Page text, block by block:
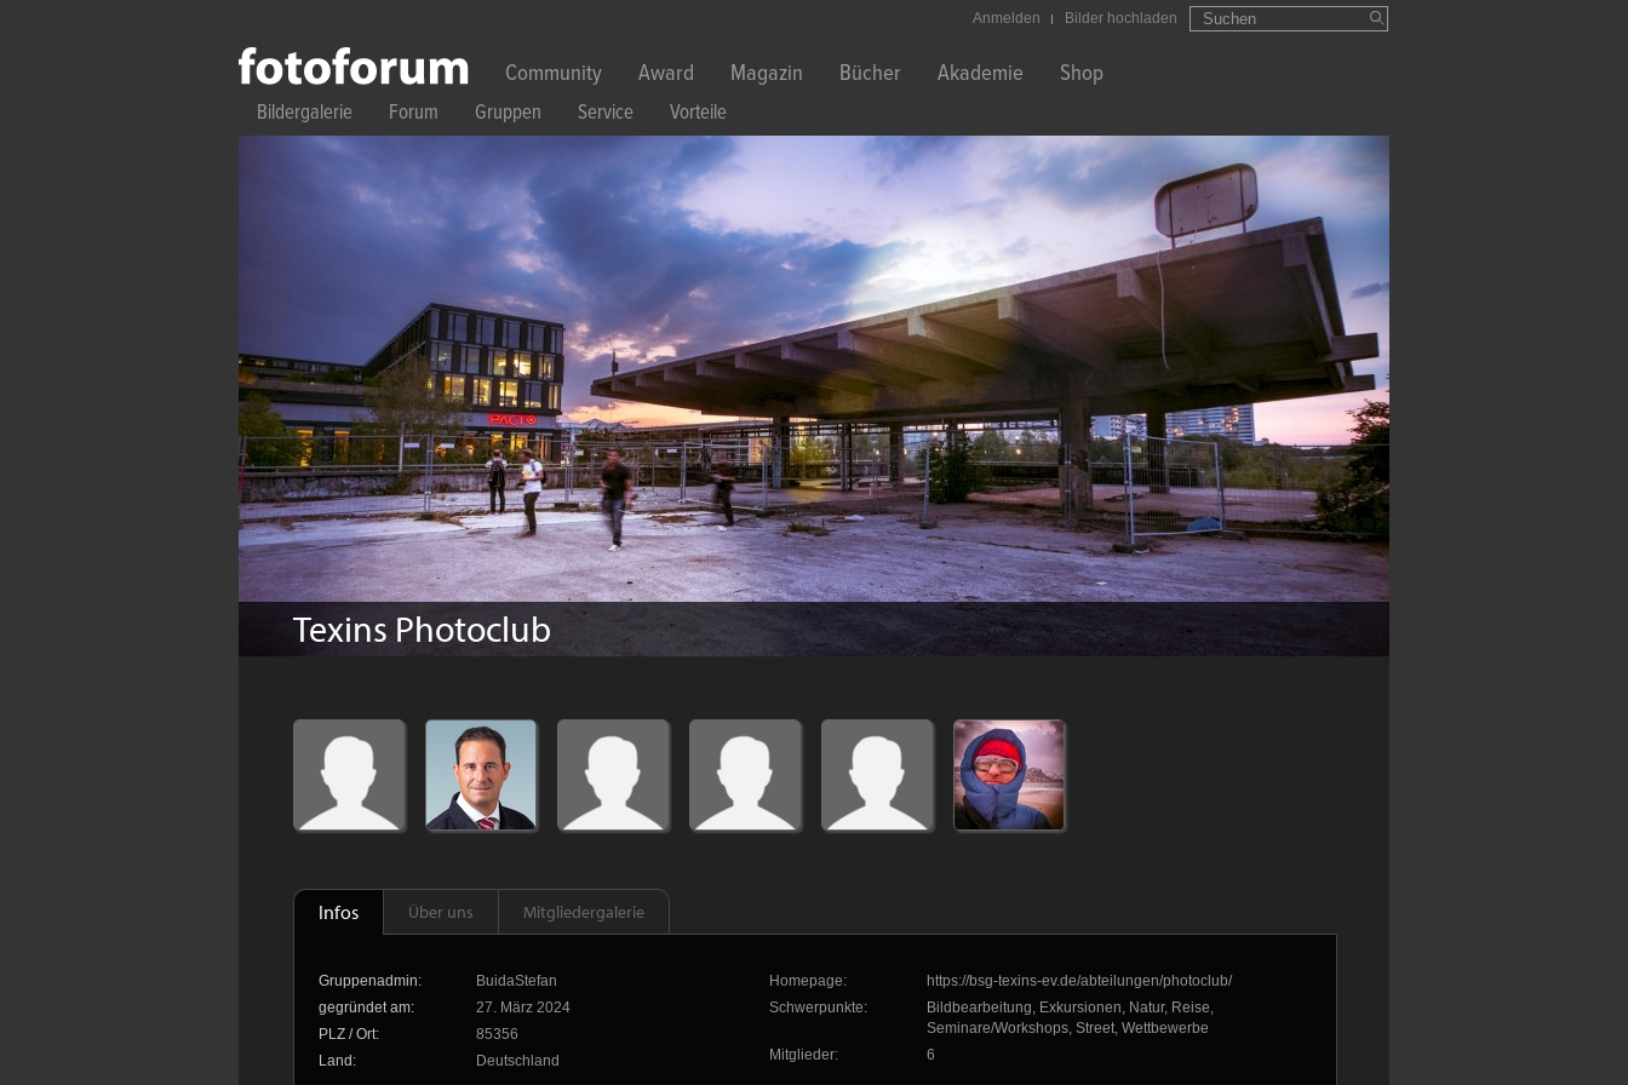
Suchformular
Suchen
Bilder hochladen
Anmelden
Community Award Magazin Bücher Akademie Shop
Bildergalerie Forum Gruppen Service Vorteile
Texins Photoclub
Infos Über uns Mitgliedergalerie
Gruppenadmin:
BuidaStefan
gegründet am:
27. März 2024
PLZ / Ort:
85356
Land:
Deutschland
Homepage:
https://bsg-texins-ev.de/abteilungen/photoclub/
Schwerpunkte:
Bildbearbeitung, Exkursionen, Natur, Reise,
Seminare/Workshops, Street, Wettbewerbe
Mitglieder:
6